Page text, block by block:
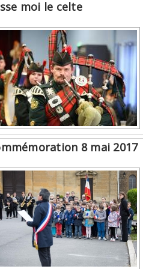
moi le celte
8 mai 2017